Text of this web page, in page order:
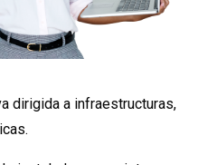
dirigida a infraestructuras,